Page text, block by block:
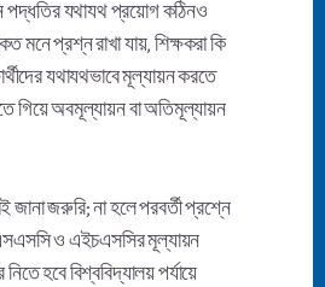
পদ্ধতির যথাযথ প্রয়োগ কঠিনও
মনে প্রশ্ন রাখা যায়, শিক্ষকরা কি
যথাযথভাবে মূল্যায়ন করতে
গিয়ে অবমূল্যায়ন বা অতিমূল্যায়ন
জরুরি; না হলে পরবর্তী প্রশ্নে
এসএসসি ও এইচএসসির মূল্যায়ন
হবে বিশ্ববিদ্যালয় পর্যায়ে